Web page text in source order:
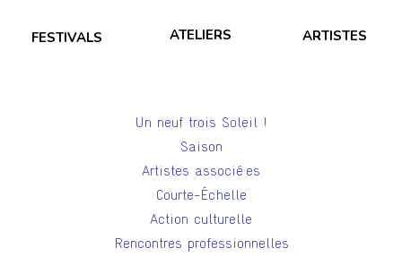
FESTIVALS ATELIERS ARTISTES
Un neuf trois Soleil !
Saison
Artistes associé·es
Courte-Échelle
Action culturelle
Rencontres professionnelles